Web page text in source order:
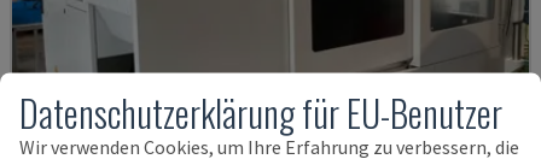
Datenschutzerklärung für EU-Benutzer
Wir verwenden Cookies, um Ihre Erfahrung zu verbessern, die